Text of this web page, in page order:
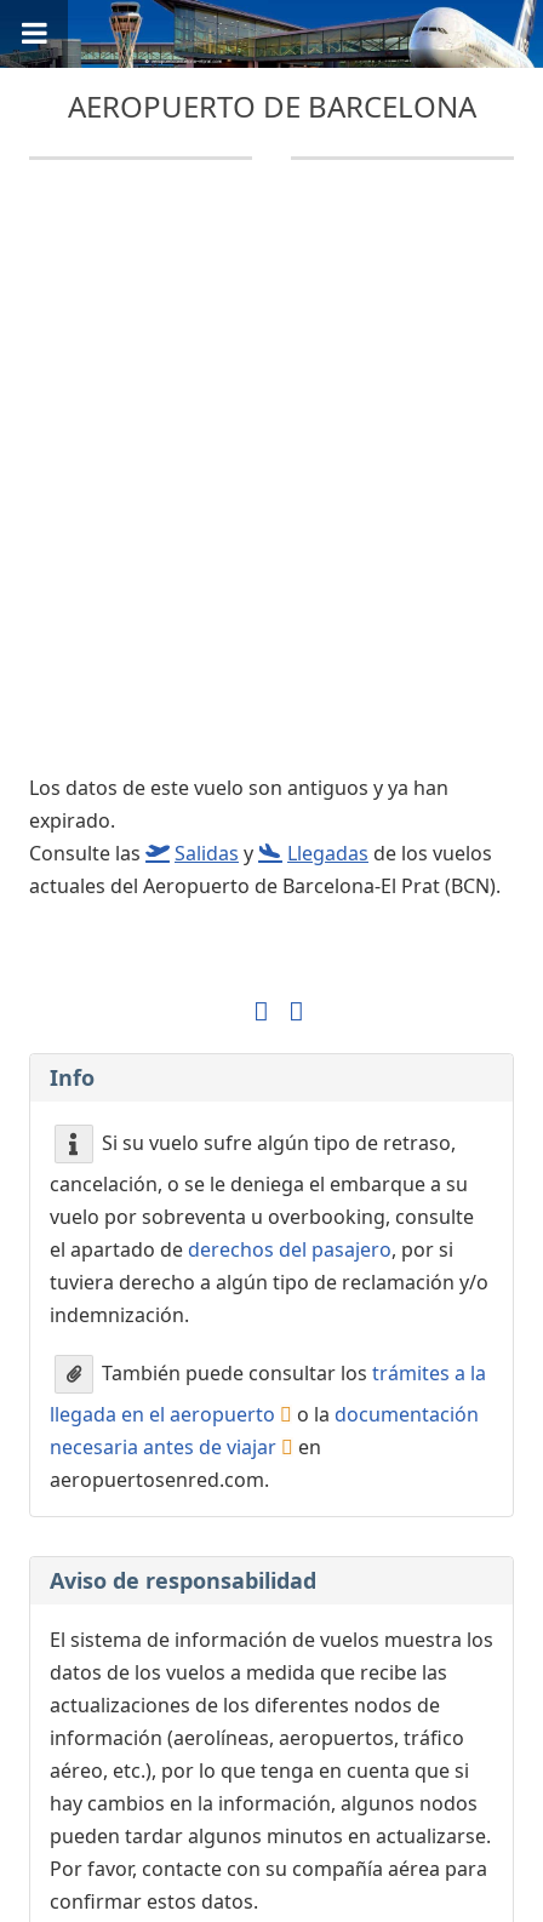
AEROPUERTO DE BARCELONA
Los datos de este vuelo son antiguos y ya han
expirado.
Consulte las
Salidas y Llegadas de los vuelos
actuales del Aeropuerto de Barcelona-El Prat (BCN).
Info
Si su vuelo sufre algún tipo de retraso,
cancelación, o se le deniega el embarque a su
vuelo por sobreventa u overbooking, consulte
el apartado dederechos del pasajero, por si
tuviera derecho a algún tipo de reclamación y/o
indemnización.
También puede consultar los trámites a la
llegada en el aeropuerto
o la documentación
necesaria antes de viajar
en
aeropuertosenred.com.
Aviso de responsabilidad
El sistema de información de vuelos muestra los
datos de los vuelos a medida que recibe las
actualizaciones de los diferentes nodos de
información (aerolíneas, aeropuertos, tráfico
aéreo, etc.), por lo que tenga en cuenta que si
hay cambios en la información, algunos nodos
pueden tardar algunos minutos en actualizarse.
Por favor, contacte con su compañía aérea para
confirmar estos datos.